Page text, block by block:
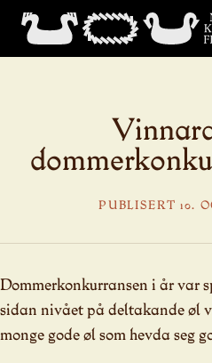
PUBLISERT 10.
Dommerkonkurransen i år var
sidan nivået på deltakande øl
monge gode øl som hevda seg